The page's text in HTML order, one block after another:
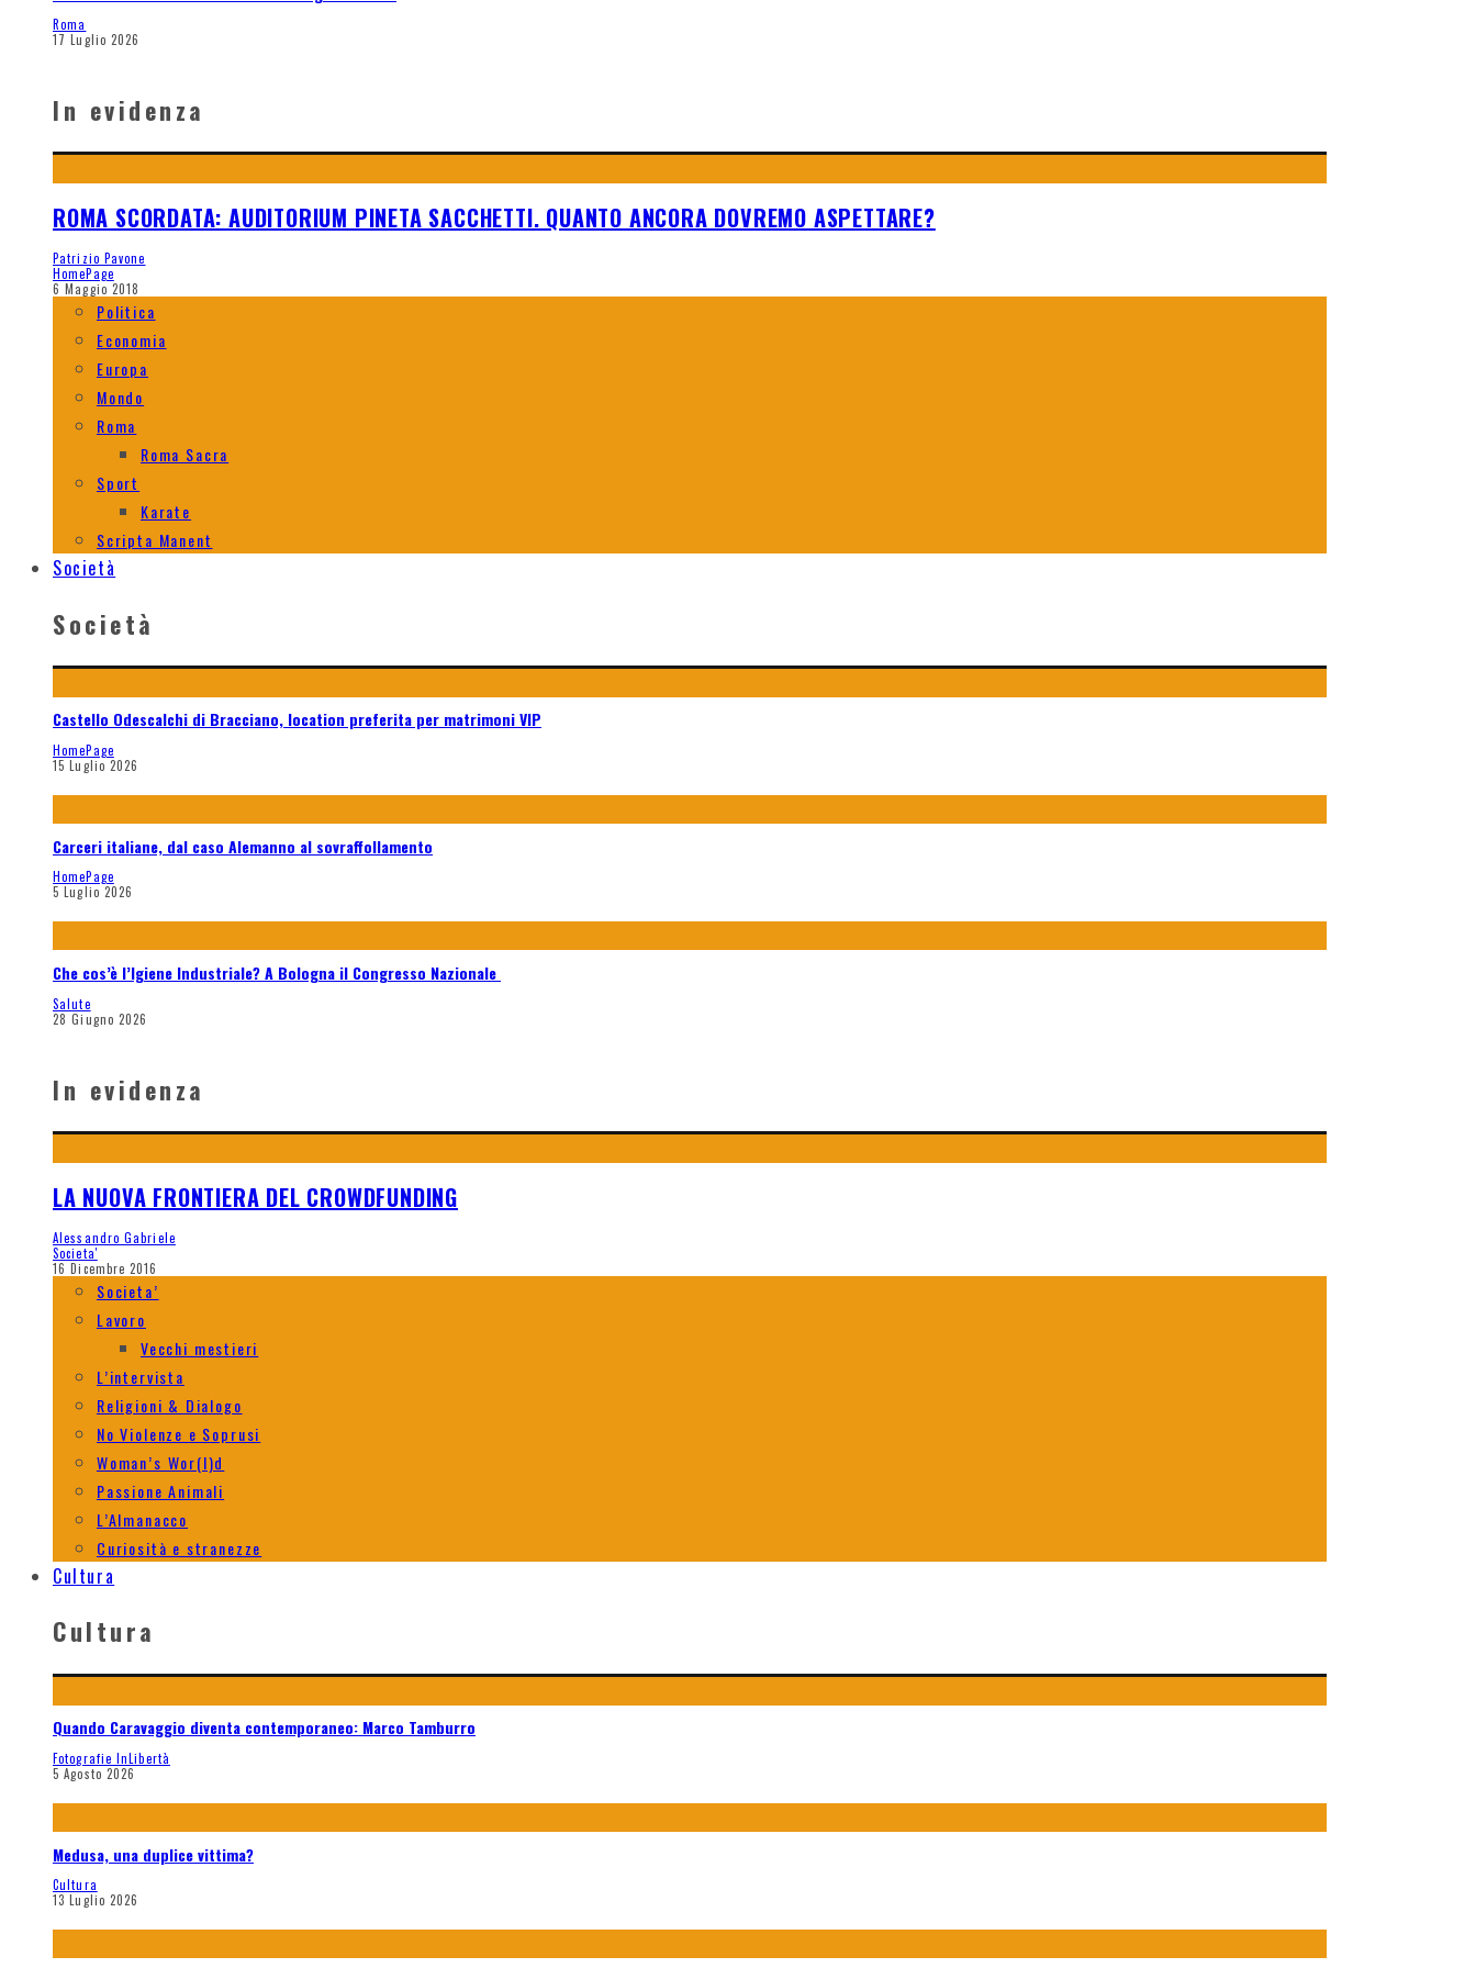
Roma
17 Luglio 2026
In evidenza
ROMA SCORDATA: AUDITORIUM PINETA SACCHETTI. QUANTO ANCORA DOVREMO ASPETTARE?
Patrizio Pavone
HomePage
6 Maggio 2018
Politica
Economia
Europa
Mondo
Roma
Roma Sacra
Sport
Karate
Scripta Manent
Società
Società
Castello Odescalchi di Bracciano, location preferita per matrimoni VIP
HomePage
15 Luglio 2026
Carceri italiane, dal caso Alemanno al sovraffollamento
HomePage
5 Luglio 2026
Che cos’è l’Igiene Industriale? A Bologna il Congresso Nazionale
Salute
28 Giugno 2026
In evidenza
LA NUOVA FRONTIERA DEL CROWDFUNDING
Alessandro Gabriele
Societa'
16 Dicembre 2016
Societa’
Lavoro
Vecchi mestieri
L’intervista
Religioni & Dialogo
No Violenze e Soprusi
Woman’s Wor(l)d
Passione Animali
L’Almanacco
Curiosità e stranezze
Cultura
Cultura
Quando Caravaggio diventa contemporaneo: Marco Tamburro
Fotografie InLibertà
5 Agosto 2026
Medusa, una duplice vittima?
Cultura
13 Luglio 2026